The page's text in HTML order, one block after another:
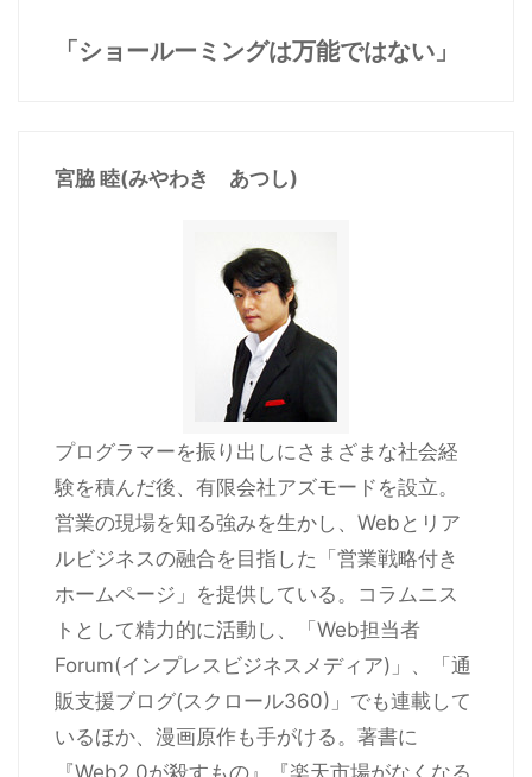
「ショールーミングは万能ではない」
宮脇 睦(みやわき あつし)
プログラマーを振り出しにさまざまな社会経
験を積んだ後、有限会社アズモードを設立。
営業の現場を知る強みを生かし、Webとリア
ルビジネスの融合を目指した「営業戦略付き
ホームページ」を提供している。コラムニス
トとして精力的に活動し、「Web担当者
Forum(インプレスビジネスメディア)」、「通
販支援ブログ(スクロール360)」でも連載して
いるほか、漫画原作も手がける。著書に
『Web2.0が殺すもの』『楽天市場がなくなる